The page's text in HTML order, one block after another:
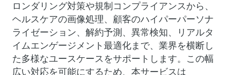
ロンダリング対策や規制コンプライアンスから、
ヘルスケアの画像処理、顧客のハイパーパーソナ
ライゼーション、解約予測、異常検知、リアルタ
イムエンゲージメント最適化まで、業界を横断し
た多様なユースケースをサポートします。この幅
広い対応を可能にするため、本サービスは